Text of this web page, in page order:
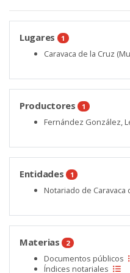
Lugares 1
Caravaca de la Cruz
Productores 1
Fernández González,
Entidades 1
Notariado de Caravaca
Materias 2
Documentos públicos
Índices notariales